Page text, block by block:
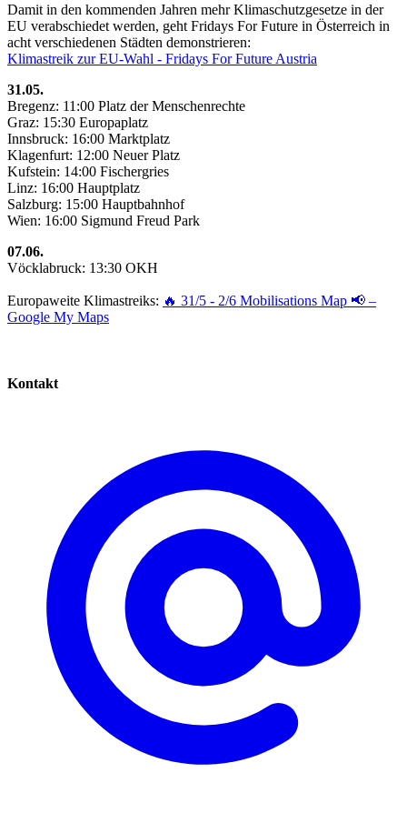
Damit in den kommenden Jahren mehr Klimaschutzgesetze in der
EU verabschiedet werden, geht Fridays For Future in Österreich in
acht verschiedenen Städten demonstrieren:
Klimastreik zur EU-Wahl - Fridays For Future Austria
31.05.
Bregenz: 11:00 Platz der Menschenrechte
Graz: 15:30 Europaplatz
Innsbruck: 16:00 Marktplatz
Klagenfurt: 12:00 Neuer Platz
Kufstein: 14:00 Fischergries
Linz: 16:00 Hauptplatz
Salzburg: 15:00 Hauptbahnhof
Wien: 16:00 Sigmund Freud Park
07.06.
Vöcklabruck: 13:30 OKH
Europaweite Klimastreiks: 🔥 31/5 - 2/6 Mobilisations Map 📢 –
Google My Maps
Kontakt